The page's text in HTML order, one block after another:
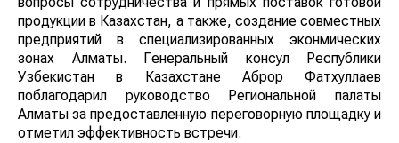
продукции в Казахстан, а также, создание совместных
предприятий в специализированных эконмических
зонах Алматы. Генеральный консул Республики
Узбекистан в Казахстане Аброр Фатхуллаев
поблагодарил руководство Региональной палаты
Алматы за предоставленную переговорную площадку и
отметил эффективность встречи.